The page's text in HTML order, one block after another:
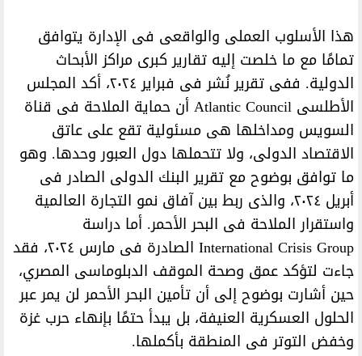
هذا الأسلوب العملى والواقعى فى الإدارة يتوافق
تمامًا مع ما خلصت إليه تقارير كبرى مراكز الأبحاث
الدولية. ففى تقرير نُشر فى فبراير ٢٠٢٤، أكد المجلس
الأطلسى Atlantic Council أن حماية الملاحة فى قناة
السويس ومداخلها هى مسئولية تقع على عاتق
الاقتصاد الدولى، ولا تتحملها دول العبور وحدها. وهو
ما توافق بوضوح مع تقرير البنك الدولى الصادر فى
أبريل ٢٠٢٤، والذى ربط بين آفاق نمو التجارة العالمية
واستقرار الملاحة فى البحر الأحمر. أما دراسة
International Crisis Group الصادرة فى مارس ٢٠٢٤، فقد
جاءت لتؤكد عمق وصحة الموقف الدبلوماسى المصري،
حين أشارت بوضوح إلى أن تأمين البحر الأحمر لن يمر عبر
الحلول العسكرية العنيفة، بل يبدأ حتمًا بإنهاء حرب غزة
وخفض التوتر فى المنطقة بأكملها.